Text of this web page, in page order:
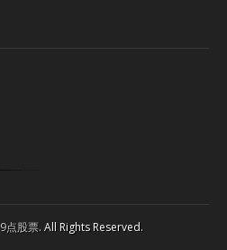
9点股票. All Rights Reserved.